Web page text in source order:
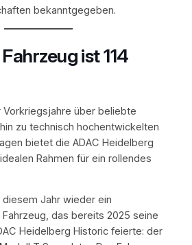
bekanntgegeben.
ist 114
über beliebte
zu technisch hochentwickelten
bietet die ADAC Heidelberg
Rahmen für ein rollendes
Jahr wieder ein
das bereits 2025 seine
Heidelberg Historic feierte: der